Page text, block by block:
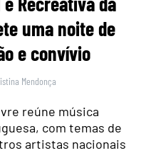
uma noite de
e convívio
Mendonça
reúne música
com temas de
artistas nacionais